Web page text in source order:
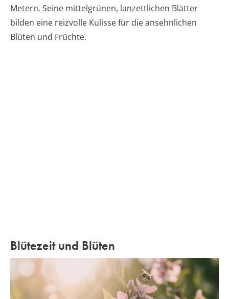
Metern. Seine mittelgrünen, lanzettlichen Blätter
bilden eine reizvolle Kulisse für die ansehnlichen
Blüten und Früchte.
Blütezeit und Blüten